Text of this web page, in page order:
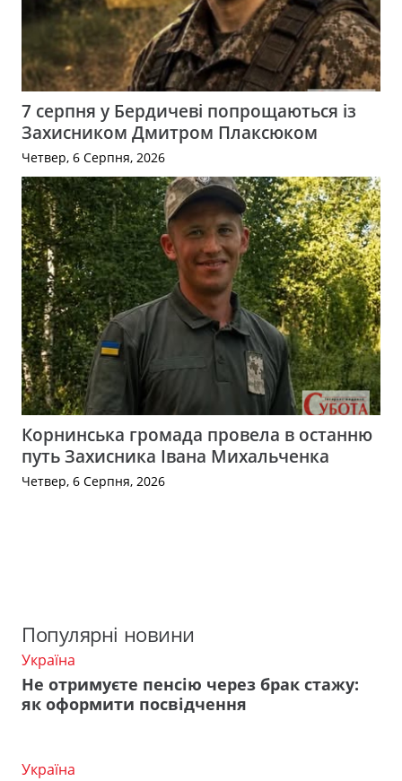
7 серпня у Бердичеві попрощаються із
Захисником Дмитром Плаксюком
Четвер, 6 Серпня, 2026
Корнинська громада провела в останню
путь Захисника Івана Михальченка
Четвер, 6 Серпня, 2026
Популярні новини
Україна
Не отримуєте пенсію через брак стажу:
як оформити посвідчення
Україна